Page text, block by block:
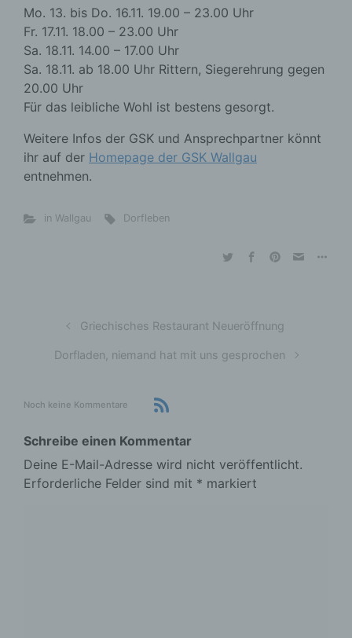
Mo. 13. bis Do. 16.11. 19.00 – 23.00 Uhr
Fr. 17.11. 18.00 – 23.00 Uhr
Sa. 18.11. 14.00 – 17.00 Uhr
Sa. 18.11. ab 18.00 Uhr Rittern, Siegerehrung gegen
20.00 Uhr
Für das leibliche Wohl ist bestens gesorgt.
Weitere Infos der GSK und Ansprechpartner könnt
ihr auf der Homepage der GSK Wallgau
entnehmen.
in Wallgau Dorfleben
Griechisches Restaurant Neueröffnung
Dorfladen, niemand hat mit uns gesprochen
Noch keine Kommentare
Schreibe einen Kommentar
Deine E-Mail-Adresse wird nicht veröffentlicht.
Erforderliche Felder sind mit * markiert